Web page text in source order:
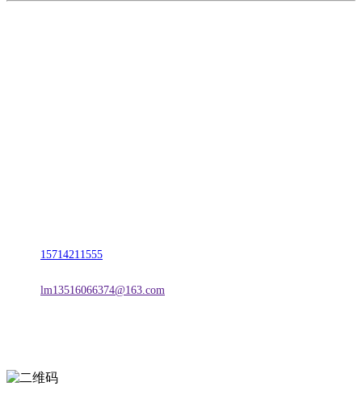
15714211555
lm13516066374@163.com